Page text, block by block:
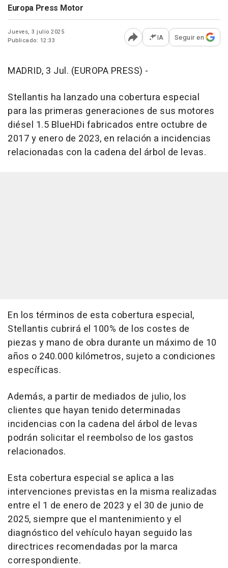
Europa Press Motor
Jueves, 3 julio 2025
Publicado: 12:33
Abrir opciones para
IA Seguir en
MADRID, 3 Jul. (EUROPA PRESS) -
Stellantis ha lanzado una cobertura especial
para las primeras generaciones de sus motores
diésel 1.5 BlueHDi fabricados entre octubre de
2017 y enero de 2023, en relación a incidencias
relacionadas con la cadena del árbol de levas.
En los términos de esta cobertura especial,
Stellantis cubrirá el 100% de los costes de
piezas y mano de obra durante un máximo de 10
años o 240.000 kilómetros, sujeto a condiciones
específicas.
Además, a partir de mediados de julio, los
clientes que hayan tenido determinadas
incidencias con la cadena del árbol de levas
podrán solicitar el reembolso de los gastos
relacionados.
Esta cobertura especial se aplica a las
intervenciones previstas en la misma realizadas
entre el 1 de enero de 2023 y el 30 de junio de
2025, siempre que el mantenimiento y el
diagnóstico del vehículo hayan seguido las
directrices recomendadas por la marca
correspondiente.